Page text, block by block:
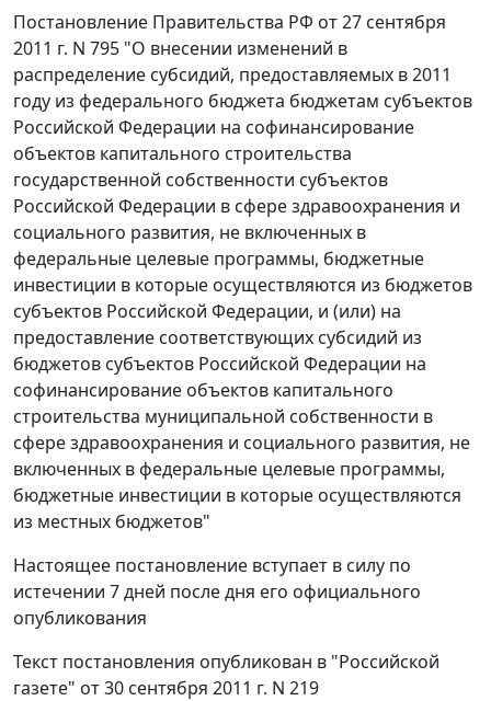
Постановление Правительства РФ от 27 сентября
2011 г. N 795 "О внесении изменений в
распределение субсидий, предоставляемых в 2011
году из федерального бюджета бюджетам субъектов
Российской Федерации на софинансирование
объектов капитального строительства
государственной собственности субъектов
Российской Федерации в сфере здравоохранения и
социального развития, не включенных в
федеральные целевые программы, бюджетные
инвестиции в которые осуществляются из бюджетов
субъектов Российской Федерации, и (или) на
предоставление соответствующих субсидий из
бюджетов субъектов Российской Федерации на
софинансирование объектов капитального
строительства муниципальной собственности в
сфере здравоохранения и социального развития, не
включенных в федеральные целевые программы,
бюджетные инвестиции в которые осуществляются
из местных бюджетов"
Настоящее постановление вступает в силу по
истечении 7 дней после дня его официального
опубликования
Текст постановления опубликован в "Российской
газете" от 30 сентября 2011 г. N 219